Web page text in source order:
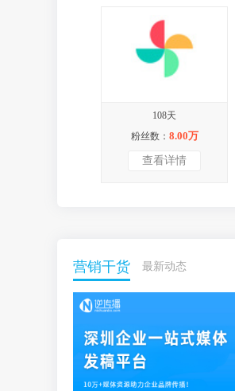
108天
粉丝数： 8.00万
查看详情
营销干货 最新动态